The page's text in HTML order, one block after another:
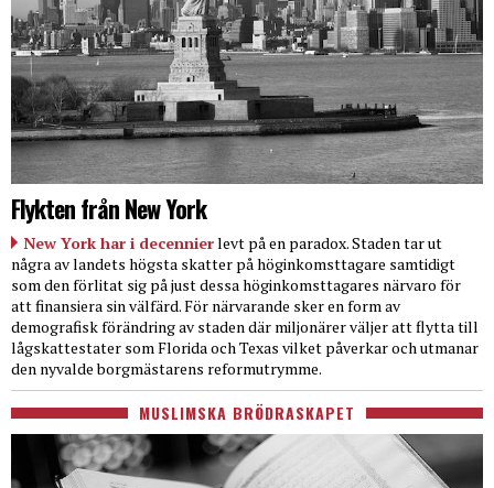
Flykten från New York
New York har i decennierlevt på en paradox. Staden tar ut
några av landets högsta skatter på höginkomsttagare samtidigt
som den förlitat sig på just dessa höginkomsttagares närvaro för
att finansiera sin välfärd. För närvarande sker en form av
demografisk förändring av staden där miljonärer väljer att flytta till
lågskattestater som Florida och Texas vilket påverkar och utmanar
den nyvalde borgmästarens reformutrymme.
MUSLIMSKA BRÖDRASKAPET